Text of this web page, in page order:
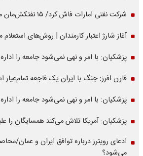
شرکت نفتی امارات فاش کرد/ ۱۵ نفتکش‌مان منفجر شد
آغاز شارژ اعتبار کارمندان | روش‌های
پزشکیان: با امر و نهی نمی‌شود جامعه را
فارن افرز: جنگ با ایران یک فاجعه
پزشکیان: با امر و نهی نمی‌شود جامعه را
پزشکیان: آمریکا تلاش می‌کند همسایگان را
ادعای رویترز درباره توافق ایران و عمان/
می‌شود؟